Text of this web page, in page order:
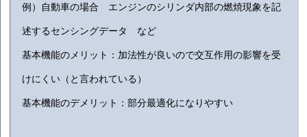
例）自動車の場合 エンジンのシリンダ内部の燃焼現象を記
述するセンシングデータ など
基本機能のメリット：加法性が良いので交互作用の影響を受
けにくい（と言われている）
基本機能のデメリット：部分最適化になりやすい